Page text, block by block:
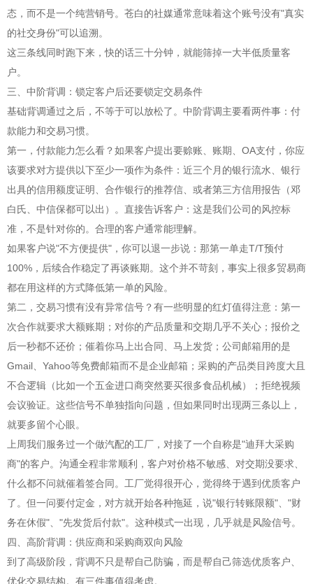
态，而不是一个纯营销号。苍白的社媒通常意味着这个账号没有"真实
的社交身份"可以追溯。
这三条线同时跑下来，快的话三十分钟，就能筛掉一大半低质量客
户。
三、中阶背调：锁定客户后还要锁定交易条件
基础背调通过之后，不等于可以放松了。中阶背调主要看两件事：付
款能力和交易习惯。
第一，付款能力怎么看？如果客户提出要赊账、账期、OA支付，你应
该要求对方提供以下至少一项作为条件：近三个月的银行流水、银行
出具的信用额度证明、合作银行的推荐信、或者第三方信用报告（邓
白氏、中信保都可以出）。直接告诉客户：这是我们公司的风控标
准，不是针对你的。合理的客户通常能理解。
如果客户说"不方便提供"，你可以退一步说：那第一单走T/T预付
100%，后续合作稳定了再谈账期。这个并不苛刻，事实上很多贸易商
都在用这样的方式降低第一单的风险。
第二，交易习惯有没有异常信号？有一些明显的红灯值得注意：第一
次合作就要求大额账期；对你的产品质量和交期几乎不关心；报价之
后一秒都不还价；催着你马上出合同、马上发货；公司邮箱用的是
Gmail、Yahoo等免费邮箱而不是企业邮箱；采购的产品类目跨度大且
不合逻辑（比如一个五金进口商突然要买很多食品机械）；拒绝视频
会议验证。这些信号不单独指向问题，但如果同时出现两三条以上，
就要多留个心眼。
上周我们服务过一个做汽配的工厂，对接了一个自称是"迪拜大采购
商"的客户。沟通全程非常顺利，客户对价格不敏感、对交期没要求、
什么都不问就催着签合同。工厂觉得很开心，觉得终于遇到优质客户
了。但一问要付定金，对方就开始各种拖延，说"银行转账限额"、"财
务在休假"、"先发货后付款"。这种模式一出现，几乎就是风险信号。
四、高阶背调：供应商和采购商双向风险
到了高级阶段，背调不只是帮自己防骗，而是帮自己筛选优质客户、
优化交易结构。有三件事值得考虑。